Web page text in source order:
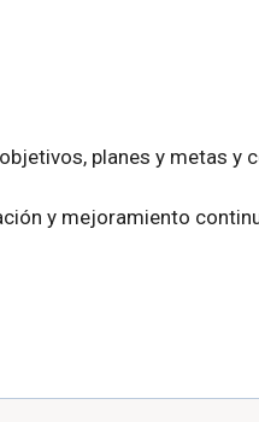
planes y metas y
y mejoramiento